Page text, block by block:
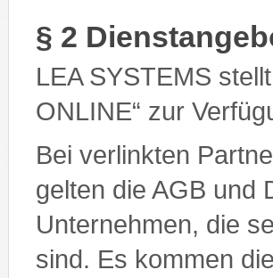
§ 2
LEA SYSTEMS
ONLINE“ zur
Bei verlinkten
gelten die AGB und
Unternehmen, die
sind. Es kommen